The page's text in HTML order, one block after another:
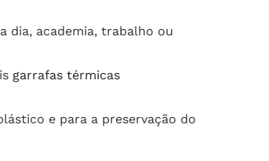
dia, academia, trabalho ou
garrafas térmicas
e para a preservação do